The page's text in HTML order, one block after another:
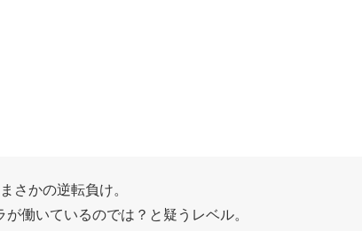
まさかの逆転負け。
働いているのでは？と疑うレベル。